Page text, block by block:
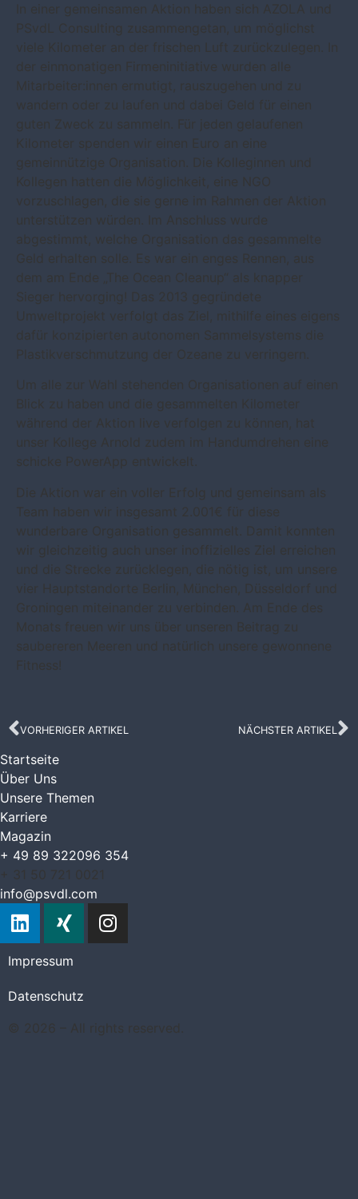
In einer gemeinsamen Aktion haben sich AZOLA und
PSvdL Consulting zusammengetan, um möglichst
viele Kilometer an der frischen Luft zurückzulegen. In
der einmonatigen Firmeninitiative wurden alle
Mitarbeiter:innen ermutigt, rauszugehen und zu
wandern oder zu laufen und dabei Geld für einen
guten Zweck zu sammeln. Für jeden gelaufenen
Kilometer spenden wir einen Euro an eine
gemeinnützige Organisation. Die Kolleginnen und
Kollegen hatten die Möglichkeit, eine NGO
vorzuschlagen, die sie gerne im Rahmen der Aktion
unterstützen würden. Im Anschluss wurde
abgestimmt, welche Organisation das gesammelte
Geld erhalten solle. Es war ein enges Rennen, aus
dem am Ende „The Ocean Cleanup“ als knapper
Sieger hervorging! Das 2013 gegründete
Umweltprojekt verfolgt das Ziel, mithilfe eines eigens
dafür konzipierten autonomen Sammelsystems die
Plastikverschmutzung der Ozeane zu verringern.
Um alle zur Wahl stehenden Organisationen auf einen
Blick zu haben und die gesammelten Kilometer
während der Aktion live verfolgen zu können, hat
unser Kollege Arnold zudem im Handumdrehen eine
schicke PowerApp entwickelt.
Die Aktion war ein voller Erfolg und gemeinsam als
Team haben wir insgesamt 2.001€ für diese
wunderbare Organisation gesammelt. Damit konnten
wir gleichzeitig auch unser inoffizielles Ziel erreichen
und die Strecke zurücklegen, die nötig ist, um unsere
vier Hauptstandorte Berlin, München, Düsseldorf und
Groningen miteinander zu verbinden. Am Ende des
Monats freuen wir uns über unseren Beitrag zu
saubereren Meeren und natürlich unsere gewonnene
Fitness!
VORHERIGER ARTIKEL NÄCHSTER ARTIKEL
Startseite
Über Uns
Unsere Themen
Karriere
Magazin
+ 49 89 322096 354
+ 31 50 721 0021
info@psvdl.com
© 2026 – All rights reserved.
Datenschutz
Impressum